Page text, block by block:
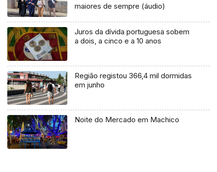
maiores de sempre (áudio)
Juros da dívida portuguesa sobem
a dois, a cinco e a 10 anos
Região registou 366,4 mil dormidas
em junho
Noite do Mercado em Machico